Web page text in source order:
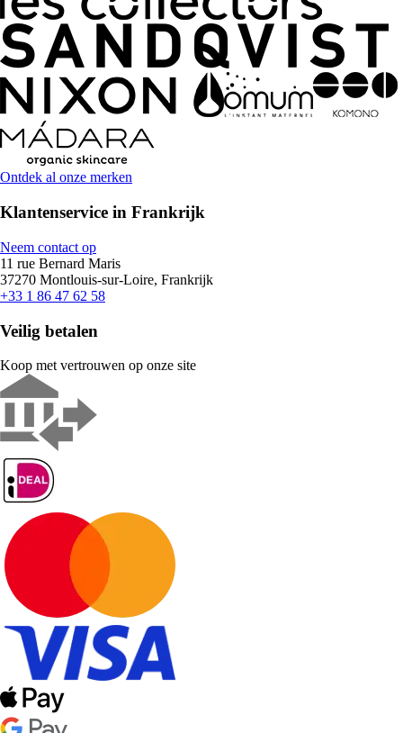
Ontdek al onze merken
Klantenservice in Frankrijk
Neem contact op
11 rue Bernard Maris
37270 Montlouis-sur-Loire, Frankrijk
+33 1 86 47 62 58
Veilig betalen
Koop met vertrouwen op onze site